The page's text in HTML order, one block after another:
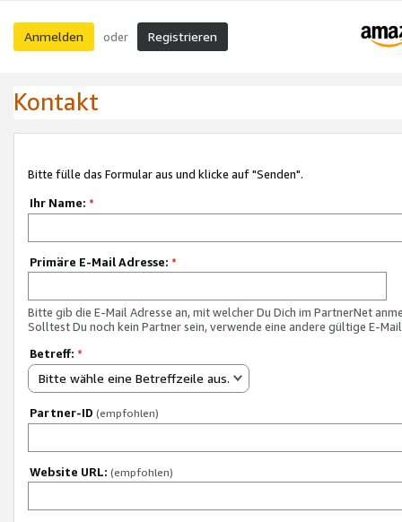
Anmelden oder Registrieren
Kontakt
Bitte fülle das Formular aus und klicke auf "Senden".
Ihr Name: *
Primäre E-Mail Adresse: *
Bitte gib die E-Mail Adresse an, mit welcher Du Dich im PartnerNet
Solltest Du noch kein Partner sein, verwende eine andere gültige E-
Betreff: *
Bitte wähle eine Betreffzeile aus.
Partner-ID (empfohlen)
Website URL: (empfohlen)